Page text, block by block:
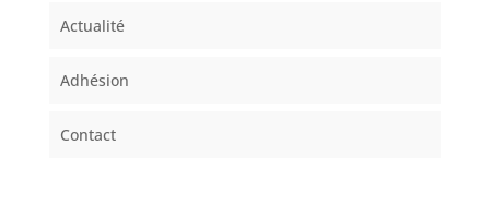
Actualité
Adhésion
Contact